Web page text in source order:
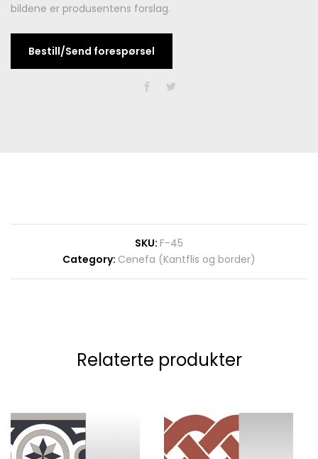
bildene er produsentens forslag.
Bestill/Send forespørsel
SKU: F-45
Category: Cenefa (Kantflis og border)
Relaterte produkter